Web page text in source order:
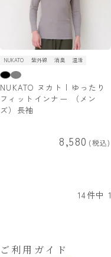
NUKATO 紫外線 消臭 温活
NUKATO ヌカト | ゆったり
フィットインナー （メン
ズ）長袖
8,580 税込
14件中 1
ご利用ガイド